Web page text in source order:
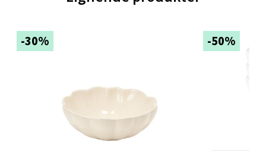
-30% -50%
Åpent i dag 10-21
1 i butikk
Trondheim - Sirkus Shopping